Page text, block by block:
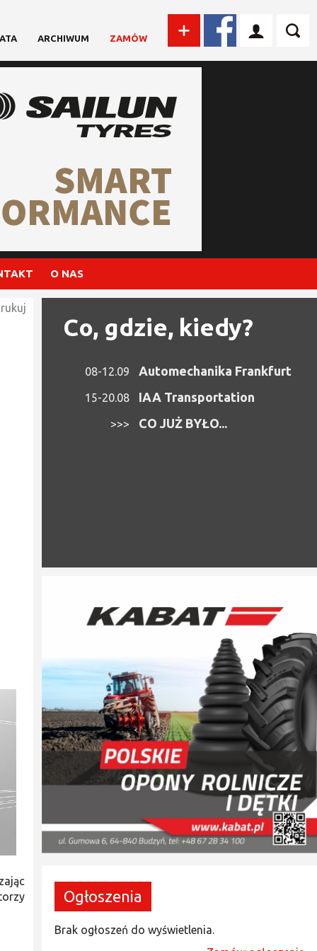
ARCHIWUM ZAMÓW
O NAS
Co, gdzie, kiedy?
08-12.09 Automechanika Frankfurt
15-20.08 IAA Transportation
>>> CO JUŻ BYŁO...
Ogłoszenia
Brak ogłoszeń do wyświetlenia.